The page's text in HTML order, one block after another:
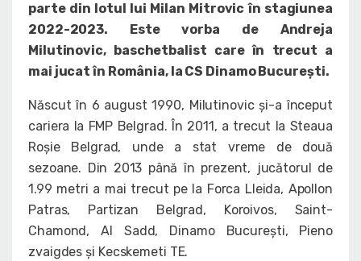
parte din lotul lui Milan Mitrovic în stagiunea
2022-2023. Este vorba de Andreja
Milutinovic, baschetbalist care în trecut a
mai jucat în România, la CS Dinamo București.
Născut în 6 august 1990, Milutinovic și-a început
cariera la FMP Belgrad. În 2011, a trecut la Steaua
Roșie Belgrad, unde a stat vreme de două
sezoane. Din 2013 până în prezent, jucătorul de
1.99 metri a mai trecut pe la Forca Lleida, Apollon
Patras, Partizan Belgrad, Koroivos, Saint-
Chamond, Al Sadd, Dinamo București, Pieno
zvaigdes și Kecskemeti TE.